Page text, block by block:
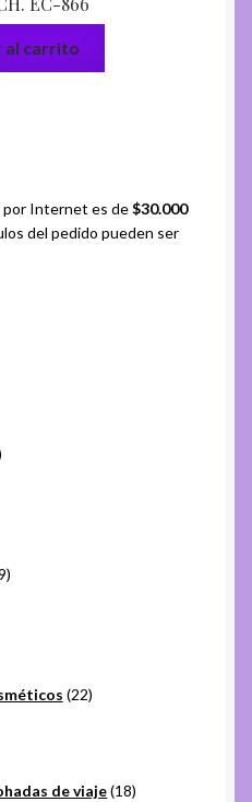
al carrito
por Internet es de$30.000
del pedido pueden ser
19
2222
de viaje 1818